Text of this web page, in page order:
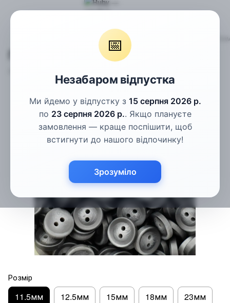
📅
Незабаром відпустка
Ми йдемо у відпустку з 15 серпня 2026 р.
по 23 серпня 2026 р.. Якщо плануєте
замовлення — краще поспішити, щоб
встигнути до нашого відпочинку!
Зрозуміло
Пальтові гудзики Гудзики темно-сірі рогові
Гудзики темно-сірі рогові 11.5мм
Розмір
11.5мм 12.5мм 15мм 18мм 23мм